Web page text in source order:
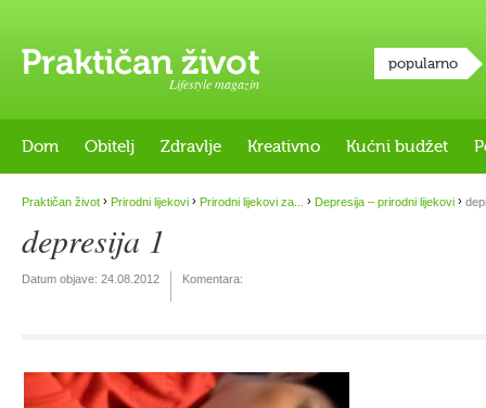
Lifestyle magazin
popularno
Dom Obitelj Zdravlje Kreativno Kućni budžet
Praktičan život › Prirodni lijekovi › Prirodni lijekovi za... › Depresija – prirodni lijekovi ›
depresija 1
Datum objave: 24.08.2012 Komentara: